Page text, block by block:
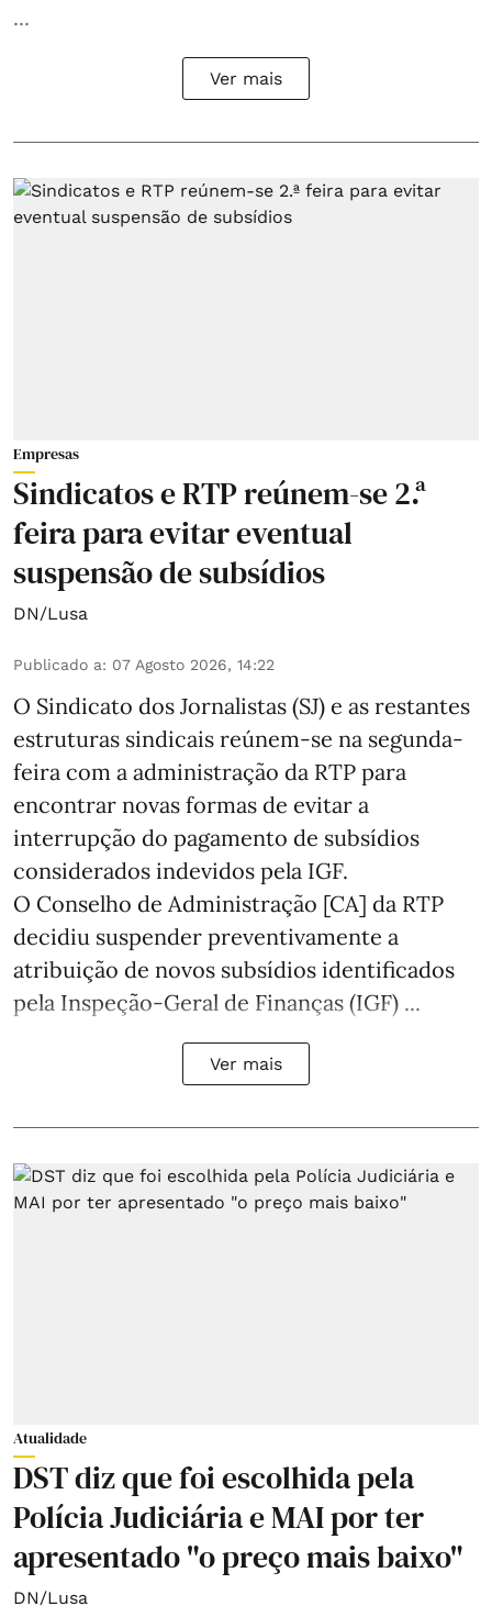
...
Ver mais
Empresas
Sindicatos e RTP reúnem-se 2.ª
feira para evitar eventual
suspensão de subsídios
DN/Lusa
Publicado a: 07 Agosto 2026, 14:22
O Sindicato dos Jornalistas (SJ) e as restantes
estruturas sindicais reúnem-se na segunda-
feira com a administração da RTP para
encontrar novas formas de evitar a
interrupção do pagamento de subsídios
considerados indevidos pela IGF.
O Conselho de Administração [CA] da RTP
decidiu suspender preventivamente a
atribuição de novos subsídios identificados
pela Inspeção-Geral de Finanças (IGF) ...
Ver mais
Atualidade
DST diz que foi escolhida pela
Polícia Judiciária e MAI por ter
apresentado "o preço mais baixo"
DN/Lusa